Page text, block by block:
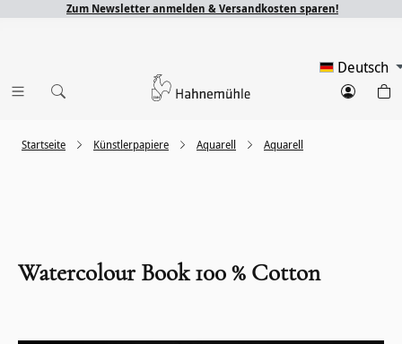
Zum Newsletter anmelden & Versandkosten sparen!
Deutsch
Aquarell
Aquarell
Künstlerpapiere
Startseite
Watercolour Book 100 % Cotton